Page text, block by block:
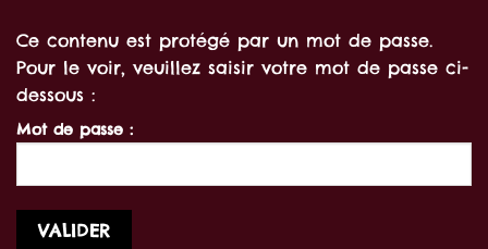
Ce contenu est protégé par un mot de passe.
Pour le voir, veuillez saisir votre mot de passe ci-
dessous :
Mot de passe :